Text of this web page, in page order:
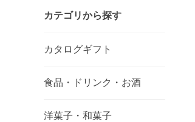
カテゴリから探す
カタログギフト
食品・ドリンク・お酒
洋菓子・和菓子